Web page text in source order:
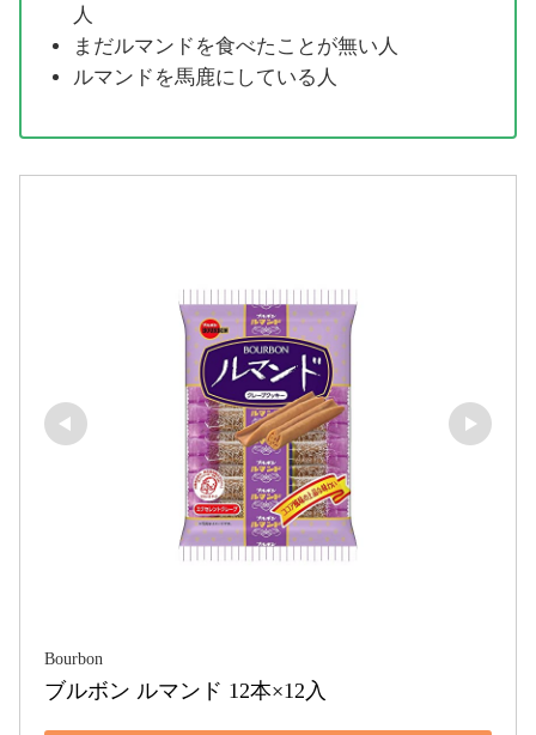
人
まだルマンドを食べたことが無い人
ルマンドを馬鹿にしている人
Bourbon
ブルボン ルマンド 12本×12入